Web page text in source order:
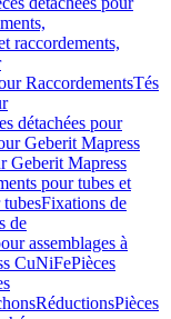
raccordements,
RaccordementsTés
détachées pour
Geberit Mapress
Geberit Mapress
pour tubes et
Fixations de
de
assemblages à
CuNiFePièces
RéductionsPièces